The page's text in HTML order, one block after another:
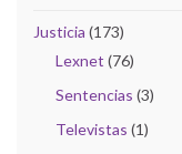
Justicia (173)
Lexnet (76)
Sentencias (3)
Televistas (1)